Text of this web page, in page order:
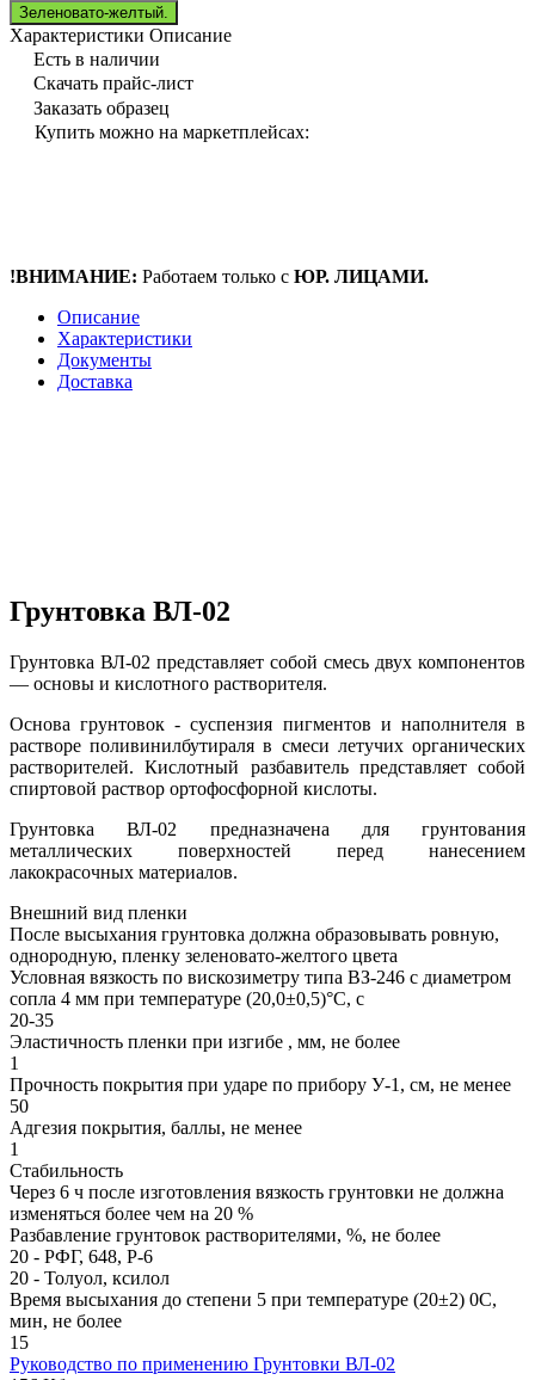
Зеленовато-желтый.
Характеристики Описание
Есть в наличии
Скачать прайс-лист
Заказать образец
Купить можно на маркетплейсах:
!ВНИМАНИЕ: Работаем только с ЮР. ЛИЦАМИ.
Описание
Характеристики
Документы
Доставка
Грунтовка ВЛ-02
Грунтовка ВЛ-02 представляет собой смесь двух компонентов
— основы и кислотного растворителя.
Основа грунтовок - суспензия пигментов и наполнителя в
растворе поливинилбутираля в смеси летучих органических
растворителей. Кислотный разбавитель представляет собой
спиртовой раствор ортофосфорной кислоты.
Грунтовка ВЛ-02 предназначена для грунтования
металлических поверхностей перед нанесением
лакокрасочных материалов.
Внешний вид пленки
После высыхания грунтовка должна образовывать ровную,
однородную, пленку зеленовато-желтого цвета
Условная вязкость по вискозиметру типа ВЗ-246 с диаметром
сопла 4 мм при температуре (20,0±0,5)°С, с
20-35
Эластичность пленки при изгибе , мм, не более
1
Прочность покрытия при ударе по прибору У-1, см, не менее
50
Адгезия покрытия, баллы, не менее
1
Стабильность
Через 6 ч после изготовления вязкость грунтовки не должна
изменяться более чем на 20 %
Разбавление грунтовок растворителями, %, не более
20 - PФГ, 648, Р-6
20 - Толуол, ксилол
Время высыхания до степени 5 при температуре (20±2) 0С,
мин, не более
15
Руководство по применению Грунтовки ВЛ-02